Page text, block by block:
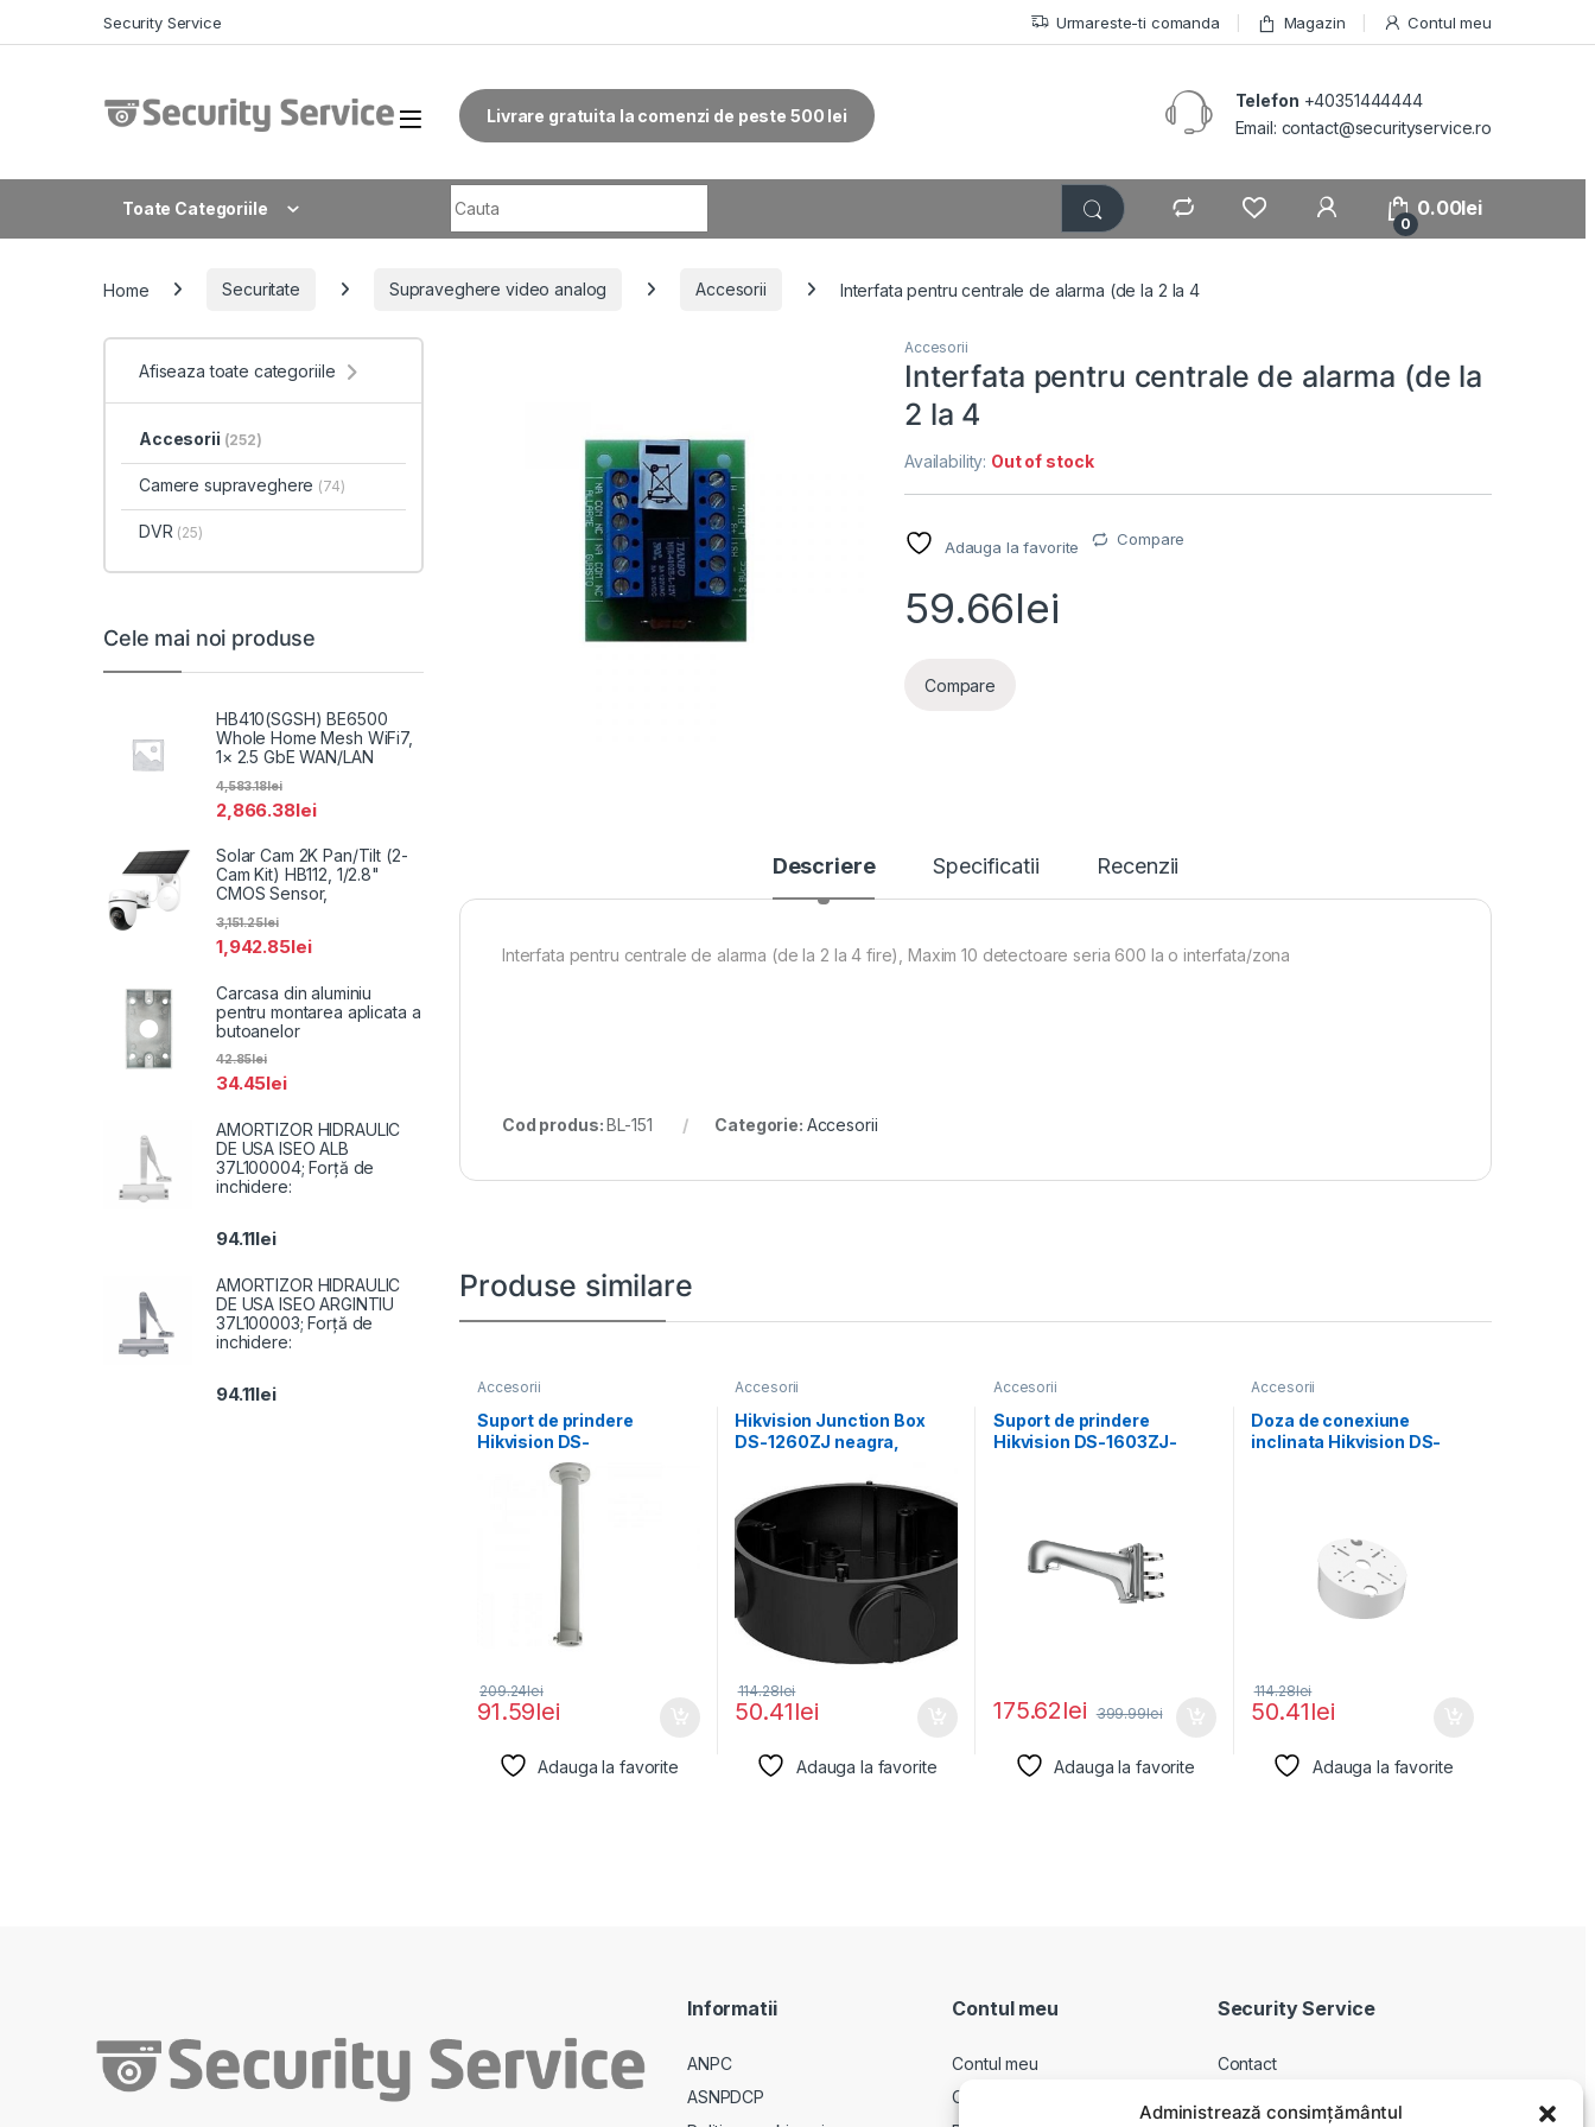
Administrează consimțământul
Security Service Urmareste-ti comanda Magazin Contul meu
Livrare gratuita la comenzi de peste 500 lei
Telefon +40351444444
Email: contact@securityservice.ro
Toate Categoriile
0
0.00lei
Home Securitate Supraveghere video analog Accesorii Interfata pentru centrale de alarma (de la 2 la 4
Accesorii
Interfata pentru centrale de alarma (de la
2 la 4
Availability: Out of stock
Adauga la favorite Compare
59.66lei
Compare
Descriere Specificatii Recenzii
Interfata pentru centrale de alarma (de la 2 la 4 fire), Maxim 10 detectoare seria 600 la o interfata/zona
Cod produs:BL-151 Categorie: Accesorii
Produse similare
Accesorii
Suport de prindere
Hikvision DS-
1662ZJ;white Aluminum
alloy Φ116.5×500mm
91.59lei
209.24lei
Adauga la favorite
Accesorii
Hikvision Junction Box
DS-1260ZJ neagra,
camera, aliaj
50.41lei
114.28lei
Adauga la favorite
Accesorii
Suport de prindere
Hikvision DS-1603ZJ-
175.62lei 399.99lei
Adauga la favorite
Accesorii
Doza de conexiune
inclinata Hikvision DS-
50.41lei
114.28lei
Adauga la favorite
Afiseaza toate categoriile
Accesorii (252)
Camere supraveghere (74)
DVR (25)
Cele mai noi produse
HB410(SGSH) BE6500
Whole Home Mesh WiFi7,
1× 2.5 GbE WAN/LAN
2,866.38lei
4,583.18lei
Solar Cam 2K Pan/Tilt (2-
Cam Kit) HB112, 1/2.8"
CMOS Sensor,
1,942.85lei
3,151.25lei
Carcasa din aluminiu
pentru montarea aplicata a
butoanelor
34.45lei
42.85lei
AMORTIZOR HIDRAULIC
DE USA ISEO ALB
37L100004; Forță de
inchidere:
94.11lei
AMORTIZOR HIDRAULIC
DE USA ISEO ARGINTIU
37L100003; Forță de
inchidere:
94.11lei
Informatii
ANPC
ASNPDCP
Contul meu
Contul meu
Comenzi
Security Service
Contact